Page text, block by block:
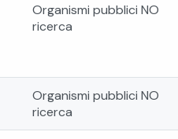
Organismi pubblici NO
ricerca
Organismi pubblici NO
ricerca